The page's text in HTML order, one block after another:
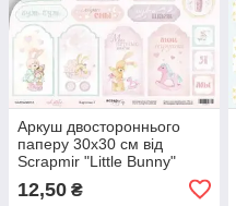
Аркуш двостороннього
паперу 30х30 см від
Scrapmir "Little Bunny"
SM2400010
12,50 ₴